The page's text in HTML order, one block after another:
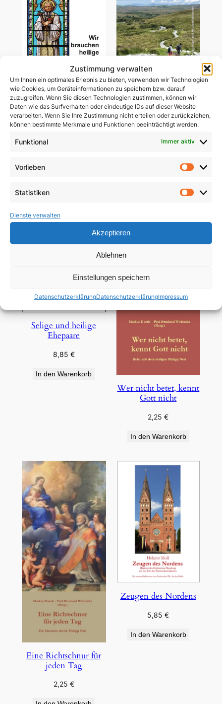
Zustimmung verwalten
Um Ihnen ein optimales Erlebnis zu bieten, verwenden wir Technologien
wie Cookies, um Geräteinformationen zu speichern bzw. darauf
zuzugreifen. Wenn Sie diesen Technologien zustimmen, können wir
Daten wie das Surfverhalten oder eindeutige IDs auf dieser Website
verarbeiten. Wenn Sie Ihre Zustimmung nicht erteilen oder zurückziehen,
können bestimmte Merkmale und Funktionen beeinträchtigt werden.
Funktional Immer aktiv
Vorlieben
Statistiken
Dienste verwalten
Akzeptieren
Ablehnen
Einstellungen speichern
DatenschutzerklärungDatenschutzerklärungImpressum
Wir brauchen heilige
Priester
Gemeinsam unterwegs
in schwerer Zeit
In den Warenkorb
Selige und heilige
Ehepaare
8,85 €
In den Warenkorb
Wer nicht betet, kennt
Gott nicht
2,25€
In den Warenkorb
Eine Richtschnur für
jeden Tag
2,25 €
Zeugen des Nordens
5,85€
In den Warenkorb